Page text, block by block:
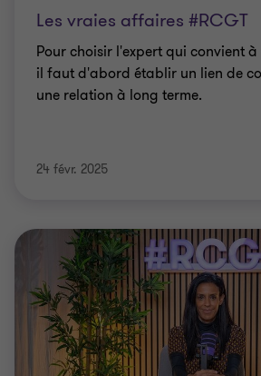
Les vraies affaires #RCGT
Pour choisir l'expert qui convient
il faut d'abord établir un lien de
une relation à long terme.
24 févr. 2025